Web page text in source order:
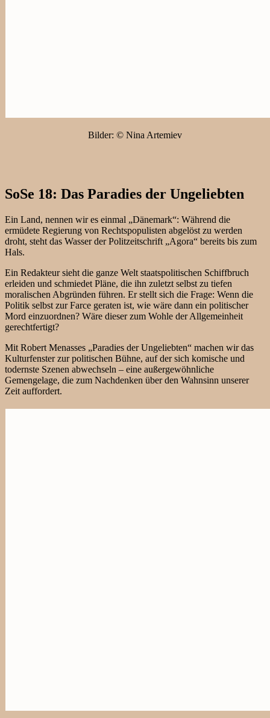
Bilder: © Nina Artemiev
SoSe 18: Das Paradies der Ungeliebten
Ein Land, nennen wir es einmal „Dänemark“: Während die
ermüdete Regierung von Rechtspopulisten abgelöst zu werden
droht, steht das Wasser der Politzeitschrift „Agora“ bereits bis zum
Hals.
Ein Redakteur sieht die ganze Welt staatspolitischen Schiffbruch
erleiden und schmiedet Pläne, die ihn zuletzt selbst zu tiefen
moralischen Abgründen führen. Er stellt sich die Frage: Wenn die
Politik selbst zur Farce geraten ist, wie wäre dann ein politischer
Mord einzuordnen? Wäre dieser zum Wohle der Allgemeinheit
gerechtfertigt?
Mit Robert Menasses „Paradies der Ungeliebten“ machen wir das
Kulturfenster zur politischen Bühne, auf der sich komische und
todernste Szenen abwechseln – eine außergewöhnliche
Gemengelage, die zum Nachdenken über den Wahnsinn unserer
Zeit auffordert.